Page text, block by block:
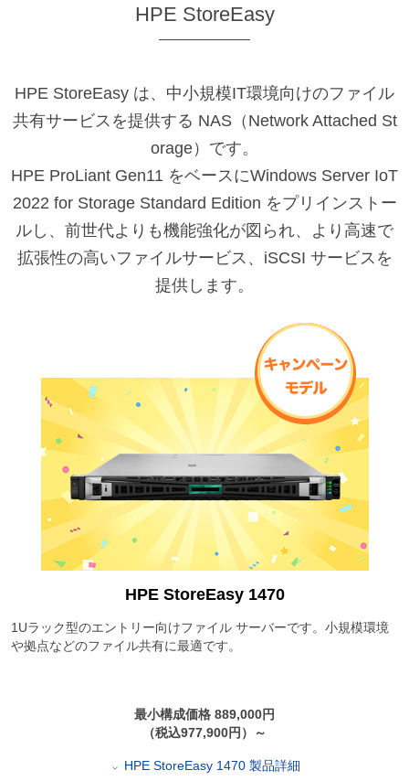
HPE StoreEasy
HPE StoreEasy は、中小規模IT環境向けのファイル
共有サービスを提供する NAS（Network Attached St
orage）です。
HPE ProLiant Gen11 をベースにWindows Server IoT
2022 for Storage Standard Edition をプリインストー
ルし、前世代よりも機能強化が図られ、より高速で
拡張性の高いファイルサービス、iSCSI サービスを
提供します。
HPE StoreEasy 1470
1Uラック型のエントリー向けファイル サーバーです。小規模環境
や拠点などのファイル共有に最適です。
最小構成価格 889,000円
（税込977,900円）～
HPE StoreEasy 1470 製品詳細